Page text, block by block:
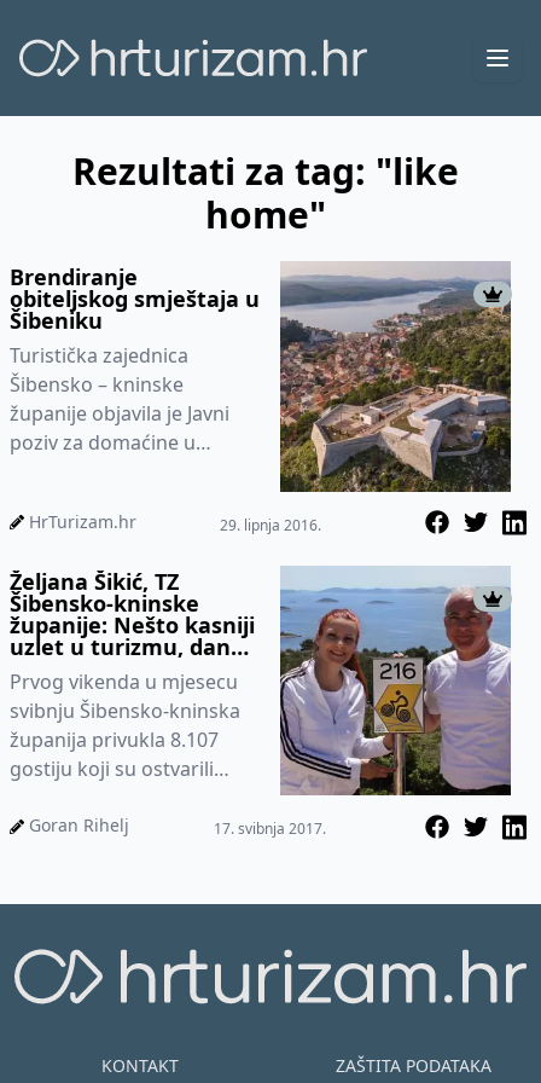
Rezultati za tag: "like
home"
Brendiranje
obiteljskog smještaja u
Šibeniku
Turistička zajednica
Šibensko – kninske
županije objavila je Javni
poziv za domaćine u
„Like Ho...
HrTurizam.hr 29. lipnja 2016.
Željana Šikić, TZ
Šibensko-kninske
županije: Nešto kasniji
uzlet u turizmu, danas
nam omogućuje veće
stope rasta
Prvog vikenda u mjesecu
svibnju Šibensko-kninska
županija privukla 8.107
gostiju koji su ostvarili
na prošlogodišnje prazni...
Goran Rihelj 17. svibnja 2017.
KONTAKT ZAŠTITA PODATAKA